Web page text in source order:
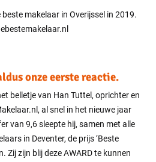
onze eerste reactie.
belletje van Han Tuttel, oprichter en
al snel in het nieuwe jaar
van 9,6 sleepte hij, samen met alle
in Deventer, de prijs ‘Beste
Zij zijn blij deze AWARD te kunnen